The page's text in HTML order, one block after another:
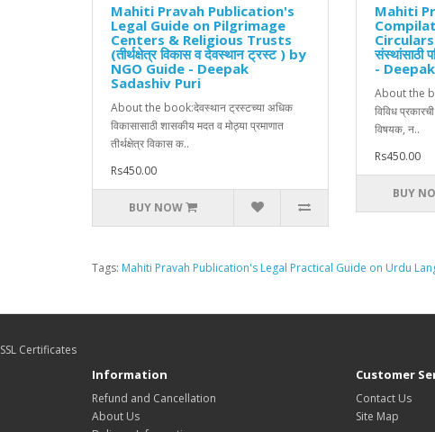
Mahiti Pravah Publication's
Legal Guide on Pilgrimage
Centers & Religious Trusts
(तीर्थक्षेत्र विकास व देवस्थान ट्रस्ट ) by
NGO Guide - Deepak
Sadashiv Puri
About the book:देवस्थान ट्रस्टच्या अधिक
विकासासाठी शासकीय मदत व मोठ्या प्रमाणात
तीर्थक्षेत्र विकास क..
Rs450.00
BUY NOW
Mahiti
संस्थांसाठी
-
About the
विविध
विषयक, न..
Rs450.00
BUY
Tags: Mahiti Pravah Publication's Legal Practical Guide on Urdu
SSL Certificates
Information
Refund and Cancellation
About Us
Customer
Contact Us
Site Map